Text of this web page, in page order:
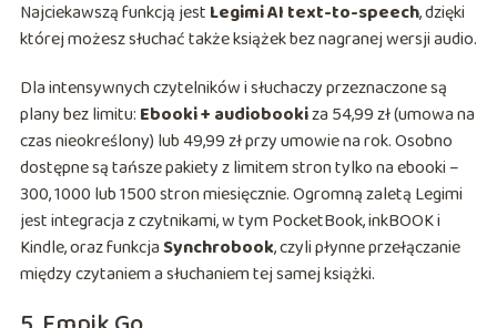
Najciekawszą funkcją jest Legimi AI text-to-speech, dzięki
której możesz słuchać także książek bez nagranej wersji audio.
Dla intensywnych czytelników i słuchaczy przeznaczone są
plany bez limitu: Ebooki + audiobookiza 54,99 zł (umowa na
czas nieokreślony) lub 49,99 zł przy umowie na rok. Osobno
dostępne są tańsze pakiety z limitem stron tylko na ebooki –
300, 1000 lub 1500 stron miesięcznie. Ogromną zaletą Legimi
jest integracja z czytnikami, w tym PocketBook, inkBOOK i
Kindle, oraz funkcja Synchrobook, czyli płynne przełączanie
między czytaniem a słuchaniem tej samej książki.